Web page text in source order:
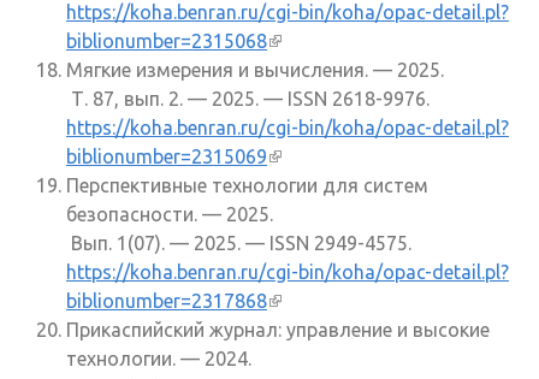
https://koha.benran.ru/cgi-bin/koha/opac-detail.pl?
biblionumber=2315068(внешняя ссылка)
Мягкие измерения и вычисления. — 2025.
Т. 87, вып. 2. — 2025. — ISSN 2618-9976.
https://koha.benran.ru/cgi-bin/koha/opac-detail.pl?
biblionumber=2315069(внешняя ссылка)
Перспективные технологии для систем
безопасности. — 2025.
Вып. 1(07). — 2025. — ISSN 2949-4575.
https://koha.benran.ru/cgi-bin/koha/opac-detail.pl?
biblionumber=2317868(внешняя ссылка)
Прикаспийский журнал: управление и высокие
технологии. — 2024.